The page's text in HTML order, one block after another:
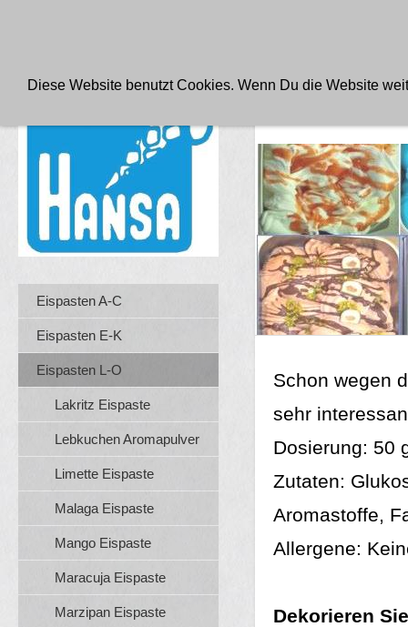
Eispasten A-C
Eispasten E-K
Eispasten L-O
Lakritz Eispaste
Lebkuchen Aromapulver
Limette Eispaste
Malaga Eispaste
Mango Eispaste
Maracuja Eispaste
Marzipan Eispaste
Schon wegen
sehr
Dosierung: 50
Zutaten:
Aromastoffe,
Allergene:
Dekorieren
Diese Website benutzt Cookies. Wenn Du die Website